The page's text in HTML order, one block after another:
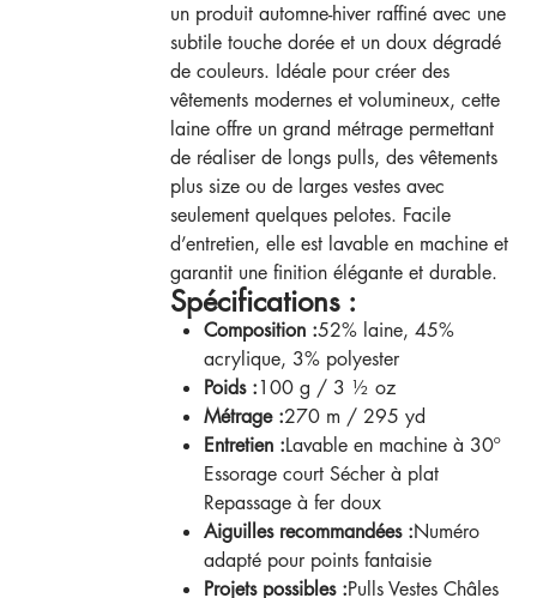
un produit automne-hiver raffiné avec une
subtile touche dorée et un doux dégradé
de couleurs. Idéale pour créer des
vêtements modernes et volumineux, cette
laine offre un grand métrage permettant
de réaliser de longs pulls, des vêtements
plus size ou de larges vestes avec
seulement quelques pelotes. Facile
d’entretien, elle est lavable en machine et
garantit une finition élégante et durable.
Spécifications :
Composition :52% laine, 45%
acrylique, 3% polyester
Poids :100 g / 3 ½ oz
Métrage :270 m / 295 yd
Entretien :Lavable en machine à 30º
Essorage court Sécher à plat
Repassage à fer doux
Aiguilles recommandées :Numéro
adapté pour points fantaisie
Projets possibles :Pulls Vestes Châles